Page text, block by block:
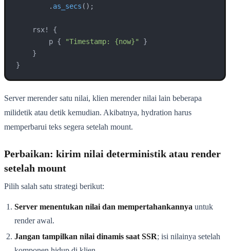
        .
as_secs ();
    rsx! {
        p {
"Timestamp: {now}" }
    }
}
Server merender satu nilai, klien merender nilai lain beberapa
milidetik atau detik kemudian. Akibatnya, hydration harus
memperbarui teks segera setelah mount.
Perbaikan: kirim nilai deterministik atau render
setelah mount
Pilih salah satu strategi berikut:
Server menentukan nilai dan mempertahankannya untuk
render awal.
Jangan tampilkan nilai dinamis saat SSR; isi nilainya setelah